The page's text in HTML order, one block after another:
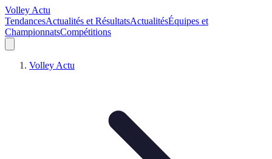
Volley Actu
TendancesActualités et RésultatsActualitésÉquipes et
ChampionnatsCompétitions
Volley Actu